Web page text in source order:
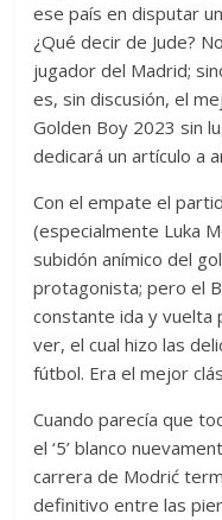
ese país en disputar
¿Qué decir de Jude?
jugador del Madrid;
es, sin discusión, el
Golden Boy 2023 sin
dedicará un artículo a
Con el empate el
(especialmente Luka
subidón anímico del
protagonista; pero el
constante ida y vuelta
ver, el cual hizo las
fútbol. Era el mejor
Cuando parecía que
el ‘5’ blanco
carrera de Modrić
definitivo entre las